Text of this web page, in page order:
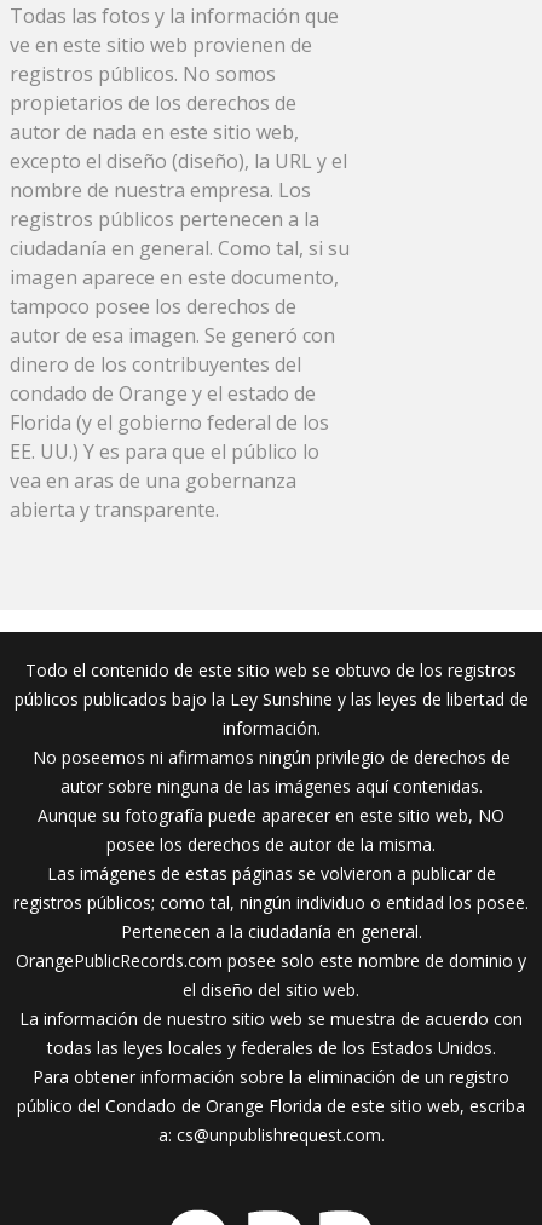
Todas las fotos y la información que
ve en este sitio web provienen de
registros públicos. No somos
propietarios de los derechos de
autor de nada en este sitio web,
excepto el diseño (diseño), la URL y el
nombre de nuestra empresa. Los
registros públicos pertenecen a la
ciudadanía en general. Como tal, si su
imagen aparece en este documento,
tampoco posee los derechos de
autor de esa imagen. Se generó con
dinero de los contribuyentes del
condado de Orange y el estado de
Florida (y el gobierno federal de los
EE. UU.) Y es para que el público lo
vea en aras de una gobernanza
abierta y transparente.
Todo el contenido de este sitio web se obtuvo de los registros
públicos publicados bajo la Ley Sunshine y las leyes de libertad de
información.
No poseemos ni afirmamos ningún privilegio de derechos de
autor sobre ninguna de las imágenes aquí contenidas.
Aunque su fotografía puede aparecer en este sitio web, NO
posee los derechos de autor de la misma.
Las imágenes de estas páginas se volvieron a publicar de
registros públicos; como tal, ningún individuo o entidad los posee.
Pertenecen a la ciudadanía en general.
OrangePublicRecords.com posee solo este nombre de dominio y
el diseño del sitio web.
La información de nuestro sitio web se muestra de acuerdo con
todas las leyes locales y federales de los Estados Unidos.
Para obtener información sobre la eliminación de un registro
público del Condado de Orange Florida de este sitio web, escriba
a: cs@unpublishrequest.com.